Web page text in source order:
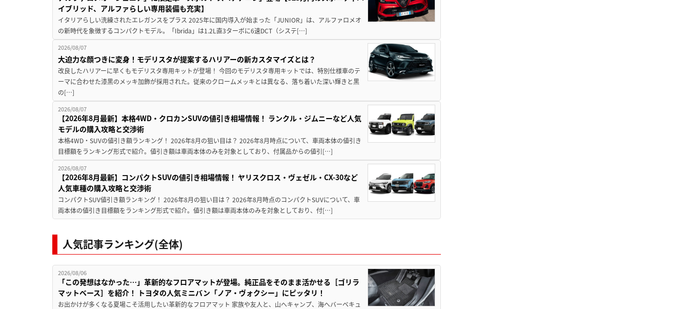
イブリッド、アルファらしい専用装備も充実】
イタリアらしい洗練されたエレガンスをプラス 2025年に国内導入が始まった「JUNIOR」は、アルファロメオ
の新時代を象徴するコンパクトモデル。「Ibrida」は1.2L直3ターボに6速DCT（システ[…]
2026/08/07
大迫力な顔つきに変身！モデリスタが提案するハリアーの新カスタマイズとは？
改良したハリアーに早くもモデリスタ専用キットが登場！ 今回のモデリスタ専用キットでは、特別仕様車のテ
ーマに合わせた漆黒のメッキ加飾が採用された。従来のクロームメッキとは異なる、落ち着いた深い輝きと黒
の[…]
2026/08/07
【2026年8月最新】本格4WD・クロカンSUVの値引き相場情報！ ランクル・ジムニーなど人気
モデルの購入攻略と交渉術
本格4WD・SUVの値引き額ランキング！ 2026年8月の狙い目は？ 2026年8月時点について、車両本体の値引き
目標額をランキング形式で紹介。値引き額は車両本体のみを対象としており、付属品からの値引[…]
2026/08/07
【2026年8月最新】コンパクトSUVの値引き相場情報！ ヤリスクロス・ヴェゼル・CX-30など
人気車種の購入攻略と交渉術
コンパクトSUV値引き額ランキング！ 2026年8月の狙い目は？ 2026年8月時点のコンパクトSUVについて、車
両本体の値引き目標額をランキング形式で紹介。値引き額は車両本体のみを対象としており、付[…]
人気記事ランキング(全体)
2026/08/06
「この発想はなかった…」革新的なフロアマットが登場。純正品をそのまま活かせる［ゴリラ
マットベース］を紹介！ トヨタの人気ミニバン「ノア・ヴォクシー」にピッタリ！
お出かけが多くなる夏場こそ活用したい革新的なフロアマット 家族や友人と、山へキャンプ、海へバーベキュ